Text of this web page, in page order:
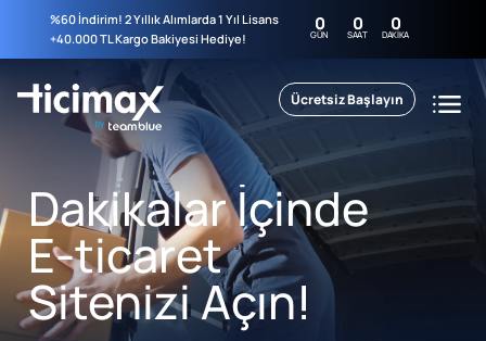
%60 İndirim! 2 Yıllık Alımlarda 1 Yıl Lisans
+40.000 TL Kargo Bakiyesi Hediye!
0
GÜN 0
SAAT 0
DAKIKA
Ücretsiz Başlayın
Dakikalar İçinde
E-ticaret
Sitenizi Açın!